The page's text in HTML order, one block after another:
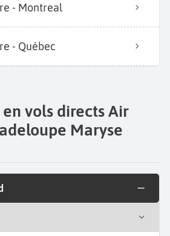
- Montreal
- Québec
vols directs Air
Maryse